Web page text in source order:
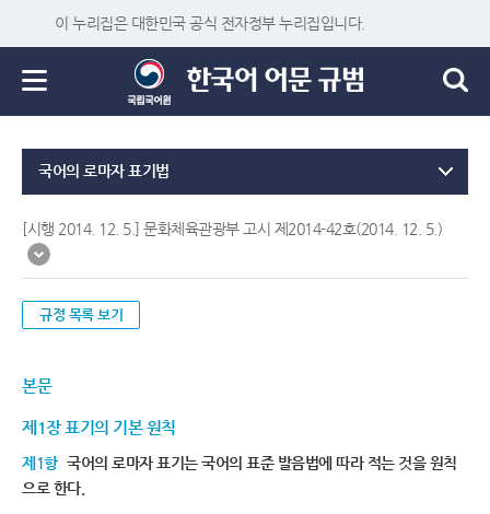
이 누리집은 대한민국 공식 전자정부 누리집입니다.
국어의 로마자 표기법
[시행 2014. 12. 5.] 문화체육관광부 고시 제2014-42호(2014. 12. 5.)
규정 목록 보기
본문
제1장 표기의 기본 원칙
제1항 국어의 로마자 표기는 국어의 표준 발음법에 따라 적는 것을 원칙
으로 한다.